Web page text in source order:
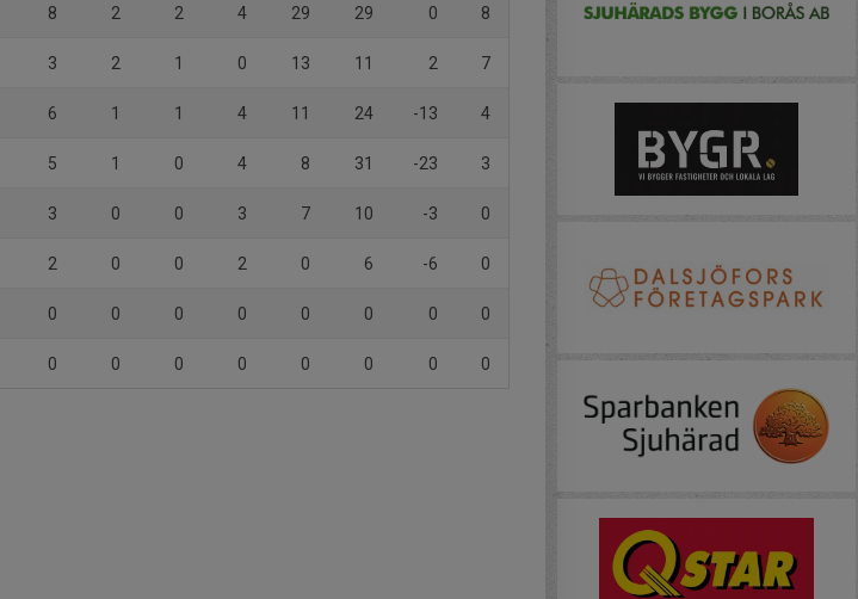
8 2 2 4 29 29 0 8
3 2 1 0 13 11 2 7
6 1 1 4 11 24 -13 4
5 1 0 4 8 31 -23 3
3 0 0 3 7 10 -3 0
2 0 0 2 0 6 -6 0
0 0 0 0 0 0 0 0
0 0 0 0 0 0 0 0